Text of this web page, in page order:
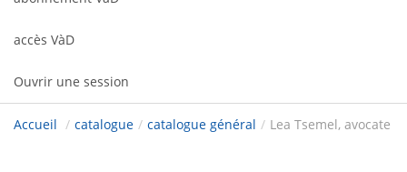
accès VàD
Ouvrir une session
Accueil / catalogue / catalogue général / Lea Tsemel, avocate